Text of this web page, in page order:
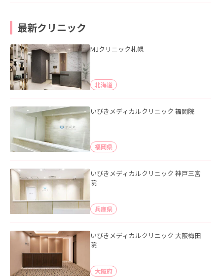
最新クリニック
MJクリニック札幌
北海道
いびきメディカルクリニック 福岡院
福岡県
いびきメディカルクリニック 神戸三宮
院
兵庫県
いびきメディカルクリニック 大阪梅田
院
大阪府